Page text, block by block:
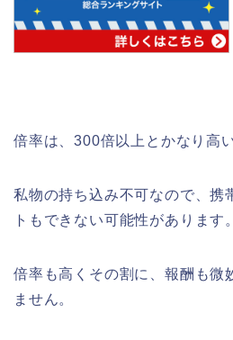
倍率は、300倍以上とかなり高
私物の持ち込み不可なので、携
トもできない可能性があります。
倍率も高くその割に、報酬も微
ません。